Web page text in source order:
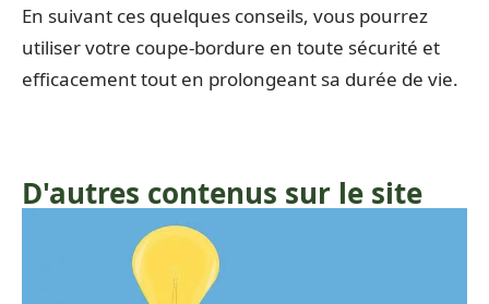
En suivant ces quelques conseils, vous pourrez
utiliser votre coupe-bordure en toute sécurité et
efficacement tout en prolongeant sa durée de vie.
D'autres contenus sur le site